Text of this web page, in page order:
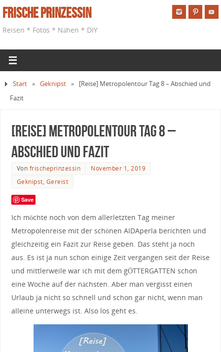
Frische Prinzessin
Reisen * Fotos * Nähen * DIY
Start » Geknipst »
[Reise] Metropolentour Tag 8 – Abschied und
Fazit
[Reise] Metropolentour Tag 8 –
Abschied und Fazit
Von frischeprinzessin
November 1, 2019
Geknipst, Gereist
Save
Ich möchte noch von dem allerletzten Tag meiner
Metropolenreise mit der schönen AIDAperla berichten und
gleichzeitig ein Fazit zur Reise geben. Das steht ja noch
aus. Es ist ja nun schon einige Zeit vergangen seit der Reise
und mittlerweile war ich mit dem gÖTTERGATTEN schon
eine Woche auf der nächsten. Aber man vergisst einen
Urlaub ja nicht so schnell und schon gar nicht, wenn man
alleine unterwegs ist. Also los geht es.